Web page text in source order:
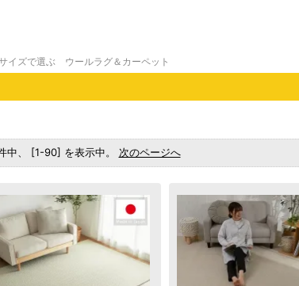
イズで選ぶ ウールラグ＆カーペット
中、 [1-90] を表示中。 次のページへ